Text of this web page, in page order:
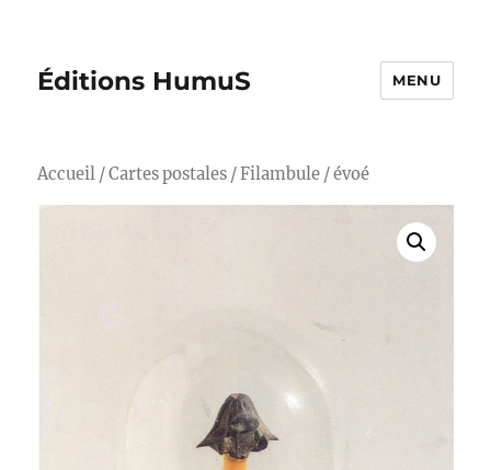
Éditions HumuS MENU
Accueil /Cartes postales /Filambule / évoé